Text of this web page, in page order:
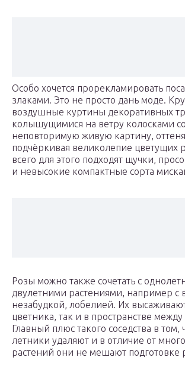
Особо хочется прорекламировать
злаками. Это не просто дань моде.
воздушные куртины декоративных
колышущимися на ветру колосками
неповторимую живую картину,
подчёркивая великолепие цветущих
всего для этого подходят щучки,
и невысокие компактные сорта
Розы можно также сочетать с
двулетними растениями, например с
незабудкой, лобелией. Их
цветника, так и в пространстве между
Главный плюс такого соседства в том,
летники удаляют и в отличие от
растений они не мешают подготовке